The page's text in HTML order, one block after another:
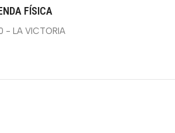
FÍSICA
- LA VICTORIA